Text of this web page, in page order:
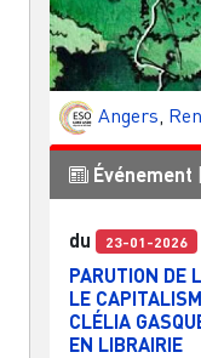
Angers
Événement
du 23-01-2026
PARUTION DE
LE
CLÉLIA
EN LIBRAIRIE